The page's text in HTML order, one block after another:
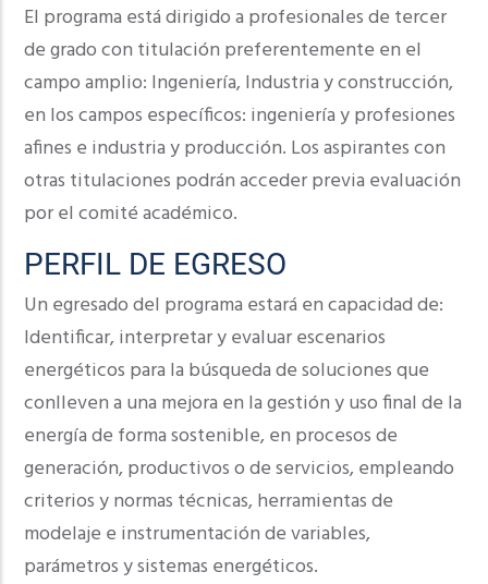
El programa está dirigido a profesionales de tercer
de grado con titulación preferentemente en el
campo amplio: Ingeniería, Industria y construcción,
en los campos específicos: ingeniería y profesiones
afines e industria y producción. Los aspirantes con
otras titulaciones podrán acceder previa evaluación
por el comité académico.
PERFIL DE EGRESO
Un egresado del programa estará en capacidad de:
Identificar, interpretar y evaluar escenarios
energéticos para la búsqueda de soluciones que
conlleven a una mejora en la gestión y uso final de la
energía de forma sostenible, en procesos de
generación, productivos o de servicios, empleando
criterios y normas técnicas, herramientas de
modelaje e instrumentación de variables,
parámetros y sistemas energéticos.